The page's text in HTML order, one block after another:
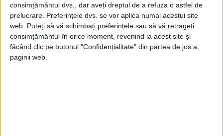
consimțământul dvs., dar aveți dreptul de a refuza o astfel de
prelucrare. Preferințele dvs. se vor aplica numai acestui site
web. Puteți să vă schimbați preferințele sau să vă retrageți
consimțământul în orice moment, revenind la acest site și
făcând clic pe butonul "Confidențialitate" din partea de jos a
paginii web.
Istoria dezvoltării cazinourilor în
România: de la saloane sociale, la era
digitală